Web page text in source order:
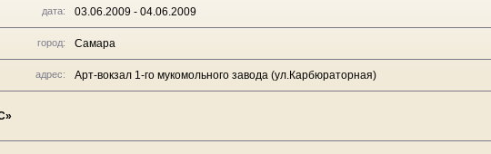
дата: 03.06.2009 - 04.06.2009
город: Самара
адрес: Арт-вокзал 1-го мукомольного завода (ул.Карбюраторная)